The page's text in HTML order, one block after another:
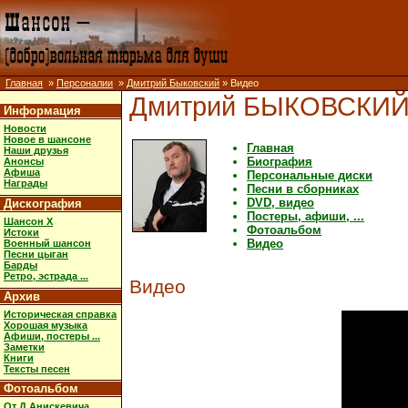
Главная » Персоналии » Дмитрий Быковский » Видео
Информация
Новости
Новое в шансоне
Наши друзья
Анонсы
Афиша
Награды
Дискография
Шансон X
Истоки
Военный шансон
Песни цыган
Барды
Ретро, эстрада ...
Архив
Историческая справка
Хорошая музыка
Афиши, постеры ...
Заметки
Книги
Тексты песен
Фотоальбом
Дмитрий
Главная
Биография
Персональные диски
Песни в сборниках
DVD, видео
Постеры, афиши, ...
Фотоальбом
Видео
Видео